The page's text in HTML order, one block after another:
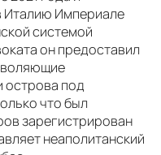
Италию Империале
системой
он предоставил
острова под
что был
зарегистрирован
неаполитанский